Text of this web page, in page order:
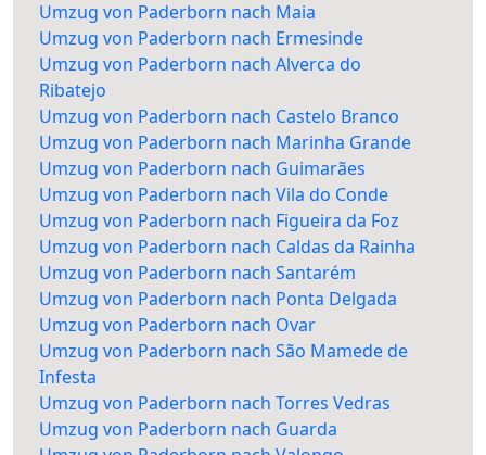
Umzug von Paderborn nach Maia
Umzug von Paderborn nach Ermesinde
Umzug von Paderborn nach Alverca do
Ribatejo
Umzug von Paderborn nach Castelo Branco
Umzug von Paderborn nach Marinha Grande
Umzug von Paderborn nach Guimarães
Umzug von Paderborn nach Vila do Conde
Umzug von Paderborn nach Figueira da Foz
Umzug von Paderborn nach Caldas da Rainha
Umzug von Paderborn nach Santarém
Umzug von Paderborn nach Ponta Delgada
Umzug von Paderborn nach Ovar
Umzug von Paderborn nach São Mamede de
Infesta
Umzug von Paderborn nach Torres Vedras
Umzug von Paderborn nach Guarda